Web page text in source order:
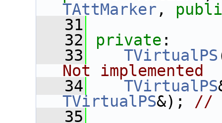
TAttMarker ,
   31
   32
private :
   33
TVirtualPS
Not implemented
   34
TVirtualPS
TVirtualPS&); //
   35